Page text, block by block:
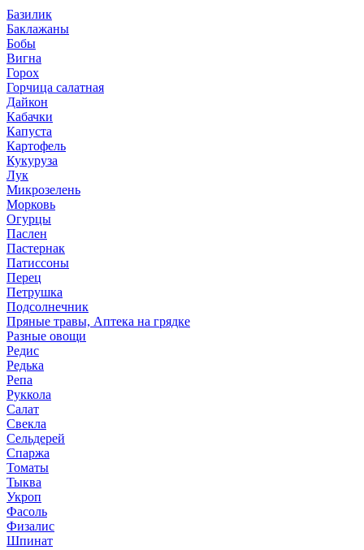
Базилик
Баклажаны
Бобы
Вигна
Горох
Горчица салатная
Дайкон
Кабачки
Капуста
Картофель
Кукуруза
Лук
Микрозелень
Морковь
Огурцы
Паслен
Пастернак
Патиссоны
Перец
Петрушка
Подсолнечник
Пряные травы, Аптека на грядке
Разные овощи
Редис
Редька
Репа
Руккола
Салат
Свекла
Сельдерей
Спаржа
Томаты
Тыква
Укроп
Фасоль
Физалис
Шпинат